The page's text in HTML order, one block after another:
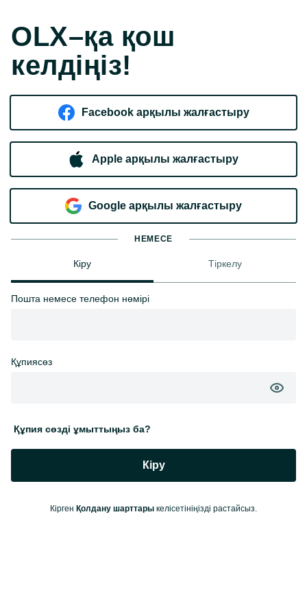
OLX–қа қош
келдіңіз!
Facebook арқылы жалғастыру
Apple арқылы жалғастыру
Google арқылы жалғастыру
НЕМЕСЕ
Кіру Тіркелу
Пошта немесе телефон нөмірі
Құпиясөз
Құпия сөзді ұмыттыңыз ба?
Кіру
Кірген Қолдану шарттары келісетініңізді растайсыз.